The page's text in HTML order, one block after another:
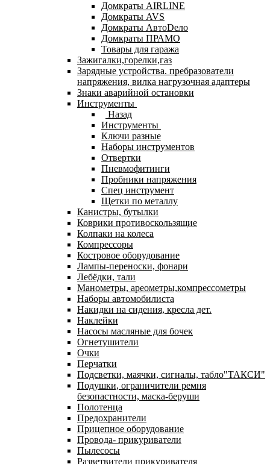
Домкраты AIRLINE
Домкраты AVS
Домкраты АвтоDело
Домкраты ПРАМО
Товары для гаража
Зажигалки,горелки,газ
Зарядные устройства. пребразователи
напряжения, вилка нагрузочная адаптеры
Знаки аварийной остановки
Инструменты
Назад
Инструменты
Ключи разные
Наборы инструментов
Отвертки
Пневмофитинги
Пробники напряжения
Спец инструмент
Щетки по металлу
Канистры, бутылки
Коврики противоскользящие
Колпаки на колеса
Компрессоры
Костровое оборудование
Лампы-переноски, фонари
Лебёдки, тали
Манометры, ареометры,компрессометры
Наборы автомобилиста
Накидки на сидения, кресла дет.
Наклейки
Насосы масляные для бочек
Огнетушители
Очки
Перчатки
Подсветки, маячки, сигналы, табло"ТАКСИ"
Подушки, ограничители ремня
безопастности, маска-беруши
Полотенца
Предохранители
Прицепное оборудование
Провода- прикуриватели
Пылесосы
Разветвители прикуривателя